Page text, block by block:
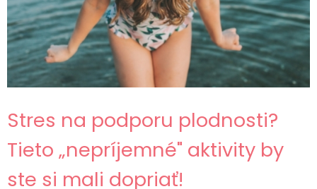
Stres na podporu plodnosti?
Tieto „nepríjemné" aktivity by
ste si mali dopriať!